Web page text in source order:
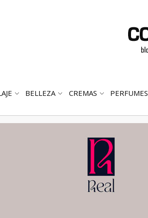
ABRIR
ABRIR
BELLEZA
ABRIR
CREMAS PERFUMES